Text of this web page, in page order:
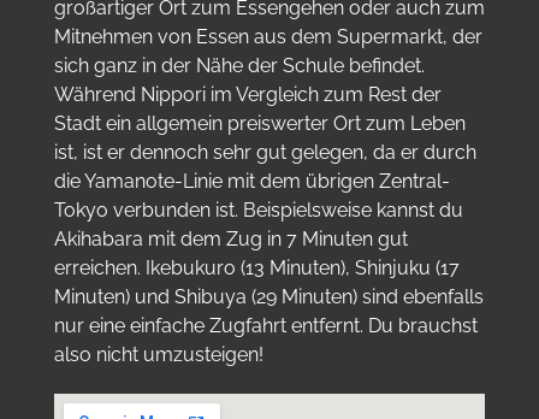
großartiger Ort zum Essengehen oder auch zum
Mitnehmen von Essen aus dem Supermarkt, der
sich ganz in der Nähe der Schule befindet.
Während Nippori im Vergleich zum Rest der
Stadt ein allgemein preiswerter Ort zum Leben
ist, ist er dennoch sehr gut gelegen, da er durch
die Yamanote-Linie mit dem übrigen Zentral-
Tokyo verbunden ist. Beispielsweise kannst du
Akihabara mit dem Zug in 7 Minuten gut
erreichen. Ikebukuro (13 Minuten), Shinjuku (17
Minuten) und Shibuya (29 Minuten) sind ebenfalls
nur eine einfache Zugfahrt entfernt. Du brauchst
also nicht umzusteigen!